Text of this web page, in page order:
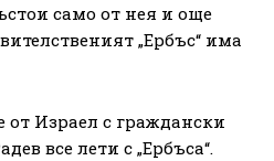
само от нея и още
„Ербъс“ има
от Израел с граждански
все лети с „Ербъса“.